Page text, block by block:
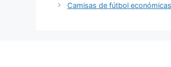
Camisas de fútbol